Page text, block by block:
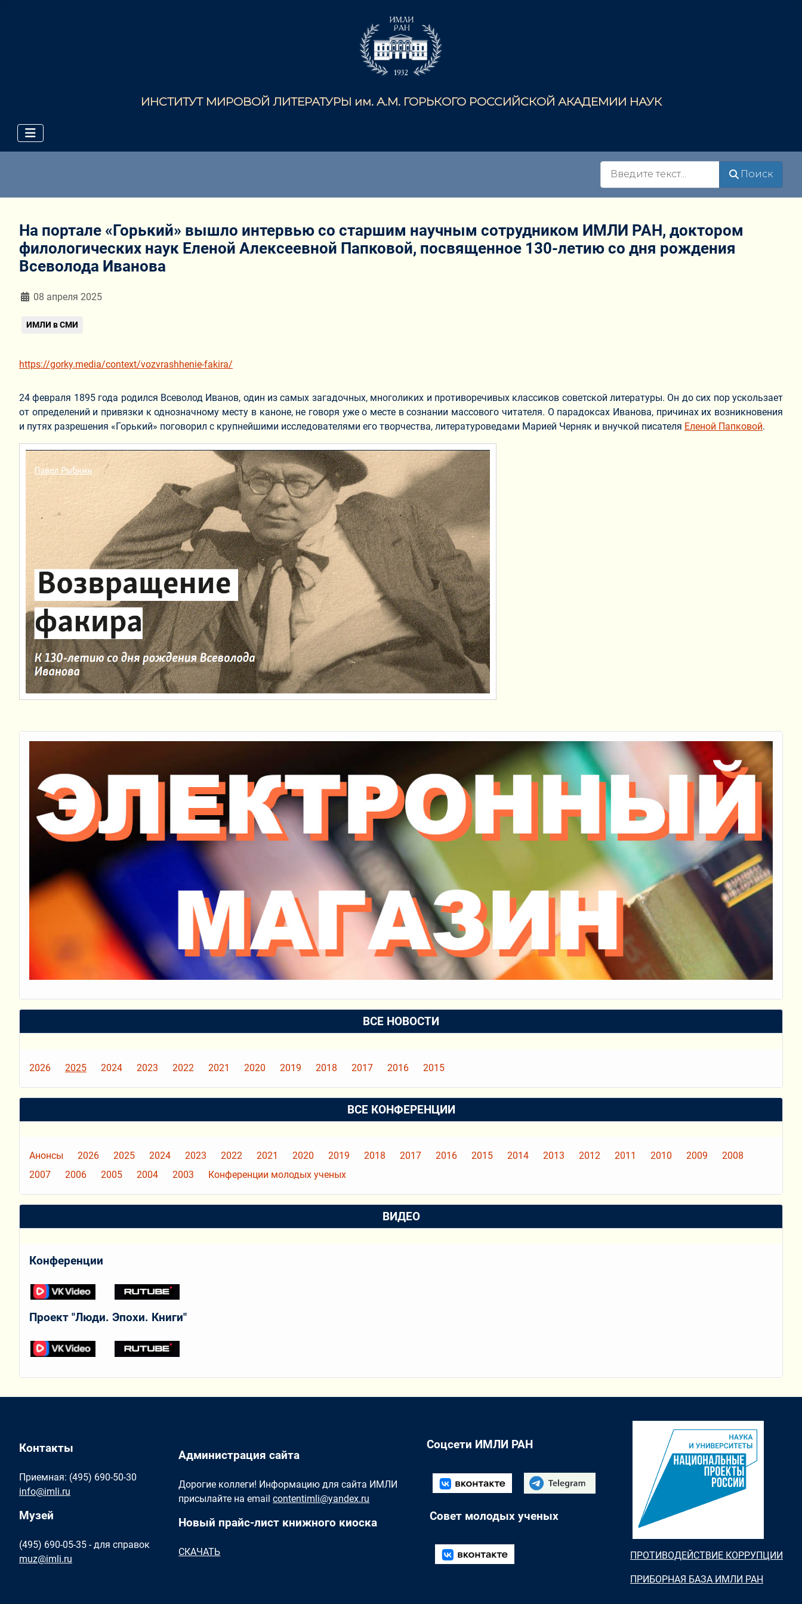
ИНСТИТУТ МИРОВОЙ ЛИТЕРАТУРЫ им. А.М. ГОРЬКОГО РОССИЙСКОЙ АКАДЕМИИ НАУК
Поиск
На портале «Горький» вышло интервью со старшим научным сотрудником ИМЛИ РАН, доктором
филологических наук Еленой Алексеевной Папковой, посвященное 130-летию со дня рождения
Всеволода Иванова
Информация о материале
08 апреля 2025
ИМЛИ в СМИ
https://gorky.media/context/vozvrashhenie-fakira/
24 февраля 1895 года родился Всеволод Иванов, один из самых загадочных, многоликих и противоречивых классиков советской литературы. Он до сих пор ускользает
от определений и привязки к однозначному месту в каноне, не говоря уже о месте в сознании массового читателя. О парадоксах Иванова, причинах их возникновения
и путях разрешения «Горький» поговорил с крупнейшими исследователями его творчества, литературоведами Марией Черняк и внучкой писателя Еленой Папковой.
ВСЕ НОВОСТИ
2026 2025 2024 2023 2022 2021 2020 2019 2018 2017 2016 2015
ВСЕ КОНФЕРЕНЦИИ
Анонсы 2026 2025 2024 2023 2022 2021 2020 2019 2018 2017 2016 2015 2014 2013 2012 2011 2010 2009
2008
2007
2006 2005 2004 2003 Конференции молодых ученых
ВИДЕО
Конференции
Проект "Люди. Эпохи. Книги"
Контакты
Приемная: (495) 690-50-30
info@imli.ru
Музей
(495) 690-05-35 - для справок
muz@imli.ru
Администрация сайта
Дорогие коллеги! Информацию для сайта ИМЛИ
присылайте на emailcontentimli@yandex.ru
Новый прайс-лист книжного киоска
СКАЧАТЬ
Соцсети ИМЛИ РАН
Совет молодых ученых
ПРОТИВОДЕЙСТВИЕ КОРРУПЦИИ
ПРИБОРНАЯ БАЗА ИМЛИ РАН